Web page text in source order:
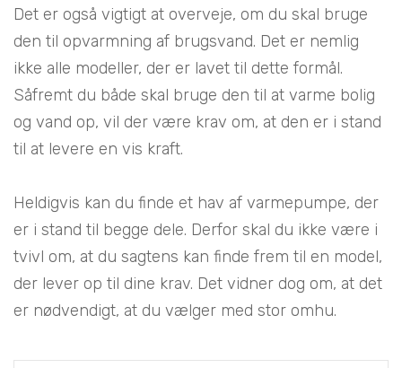
Det er også vigtigt at overveje, om du skal bruge
den til opvarmning af brugsvand. Det er nemlig
ikke alle modeller, der er lavet til dette formål.
Såfremt du både skal bruge den til at varme bolig
og vand op, vil der være krav om, at den er i stand
til at levere en vis kraft.
Heldigvis kan du finde et hav af varmepumpe, der
er i stand til begge dele. Derfor skal du ikke være i
tvivl om, at du sagtens kan finde frem til en model,
der lever op til dine krav. Det vidner dog om, at det
er nødvendigt, at du vælger med stor omhu.